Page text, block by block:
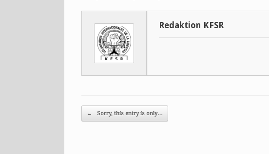
Redaktion KFSR
Post navigation
← Sorry, this entry is only…